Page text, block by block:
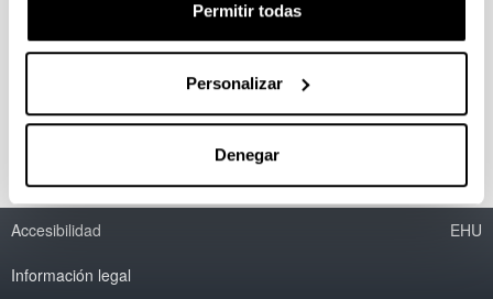
Permitir todas
Personalizar
Denegar
desde 2020 hasta 2022
Entidad financiadora:
Accesibilidad
Información legal
EHU